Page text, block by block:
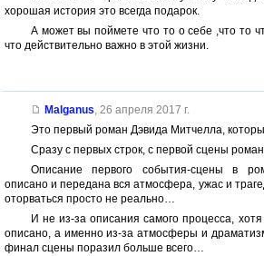
хорошая история это всегда подарок.
А может вы поймете что то о себе ,что то
что действительно важно в этой жизни.
Malganus, 26 апреля 2017 г.
Это первый роман Дэвида Митчелла,
Сразу с первых строк, с первой сцены
Описание первого события-сцены в
описано и передана вся атмосфера, ужас и
оторваться просто не реально…
И не из-за описания самого процесса,
описано, а именно из-за атмосферы и
финал сцены поразил больше всего…